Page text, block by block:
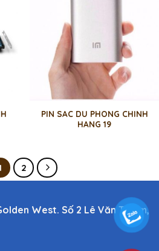
PIN SAC DU PHONG CHINH
HANG 19
2
West. Số 2 Lê Văn Thiêm,